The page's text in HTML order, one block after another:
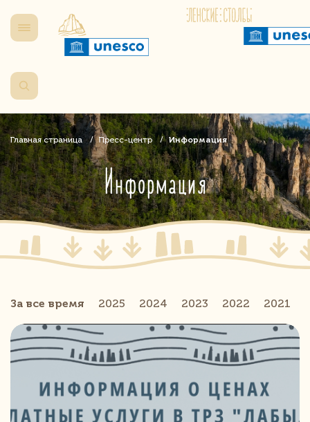
Главная страница Пресс-центр Информация
Информация
За все время 2025 2024 2023 2022 2021